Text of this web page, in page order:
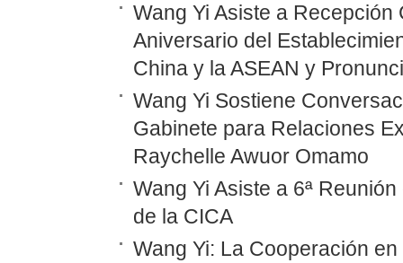
Wang Yi Asiste a Recepción
Aniversario del
China y la ASEAN y
Wang Yi Sostiene
Gabinete para Relaciones
Raychelle Awuor Omamo
Wang Yi Asiste a 6ª
de la CICA
Wang Yi: La Cooperación